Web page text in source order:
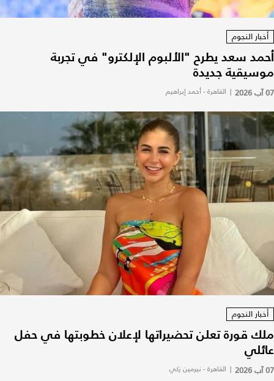
أخبار النجوم
أحمد سعد يطرح "الألبوم الإلكترو" في تجربة
موسيقية جديدة
07 آب 2026 | القاهرة - أحمد إبراهيم
أخبار النجوم
ملك قورة تعلن تحضيراتها لإعلان خطوبتها في حفل
عائلي
07 آب 2026 | القاهرة - نيرمين زكي